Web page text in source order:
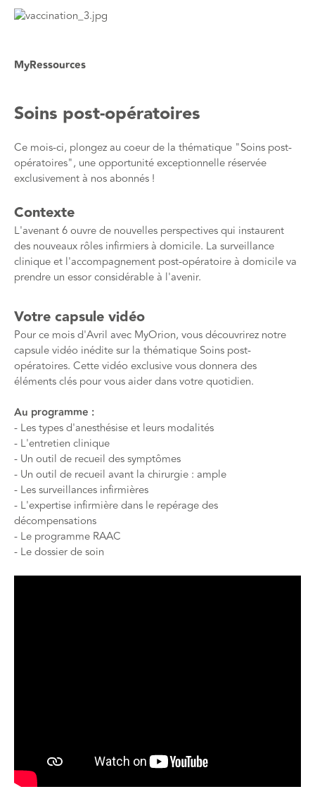
MyRessources
Soins post-opératoires
Ce mois-ci, plongez au coeur de la thématique "Soins post-
opératoires", une opportunité exceptionnelle réservée
exclusivement à nos abonnés !
Contexte
L'avenant 6 ouvre de nouvelles perspectives qui instaurent
des nouveaux rôles infirmiers à domicile. La surveillance
clinique et l'accompagnement post-opératoire à domicile va
prendre un essor considérable à l'avenir.
Votre capsule vidéo
Pour ce mois d'Avril avec MyOrion, vous découvrirez notre
capsule vidéo inédite sur la thématique Soins post-
opératoires. Cette vidéo exclusive vous donnera des
éléments clés pour vous aider dans votre quotidien.
Au programme :
- Les types d'anesthésise et leurs modalités
- L'entretien clinique
- Un outil de recueil des symptômes
- Un outil de recueil avant la chirurgie : ample
- Les surveillances infirmières
- L'expertise infirmière dans le repérage des
décompensations
- Le programme RAAC
- Le dossier de soin